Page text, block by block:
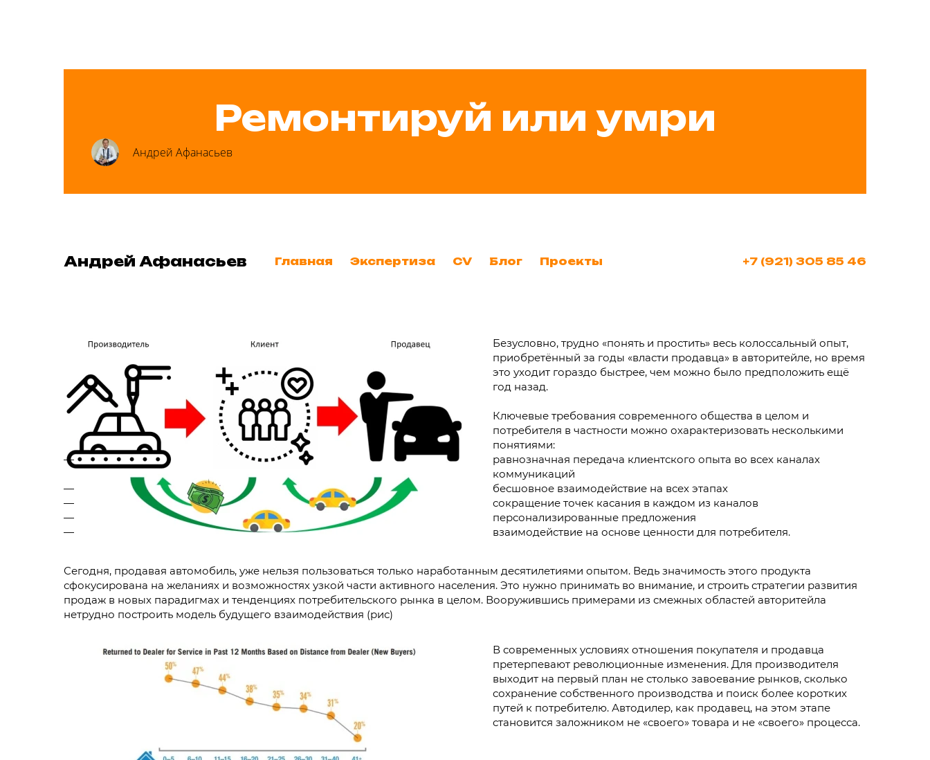
Ремонтируй или умри
Андрей Афанасьев
Андрей Афанасьев Главная Экспертиза CV Блог Проекты +7 (921) 305 85 46
Безусловно, трудно «понять и простить» весь колоссальный опыт,
приобретённый за годы «власти продавца» в авторитейле, но время
это уходит гораздо быстрее, чем можно было предположить ещё
год назад.
Ключевые требования современного общества в целом и
потребителя в частности можно охарактеризовать несколькими
понятиями:
равнозначная передача клиентского опыта во всех каналах
коммуникаций
бесшовное взаимодействие на всех этапах
сокращение точек касания в каждом из каналов
персонализированные предложения
взаимодействие на основе ценности для потребителя.
Сегодня, продавая автомобиль, уже нельзя пользоваться только наработанным десятилетиями опытом. Ведь значимость этого продукта
сфокусирована на желаниях и возможностях узкой части активного населения. Это нужно принимать во внимание, и строить стратегии развития
продаж в новых парадигмах и тенденциях потребительского рынка в целом. Вооружившись примерами из смежных областей авторитейла
нетрудно построить модель будущего взаимодействия (рис)
В современных условиях отношения покупателя и продавца
претерпевают революционные изменения. Для производителя
выходит на первый план не столько завоевание рынков, сколько
сохранение собственного производства и поиск более коротких
путей к потребителю. Автодилер, как продавец, на этом этапе
становится заложником не «своего» товара и не «своего» процесса.